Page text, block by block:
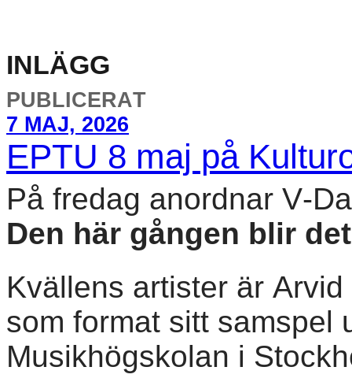
INLÄGG
PUBLICERAT
7 MAJ, 2026
EPTU 8 maj på
På fredag anordnar V-
Den här gången blir
Kvällens artister är
som format sitt samspel
Musikhögskolan i